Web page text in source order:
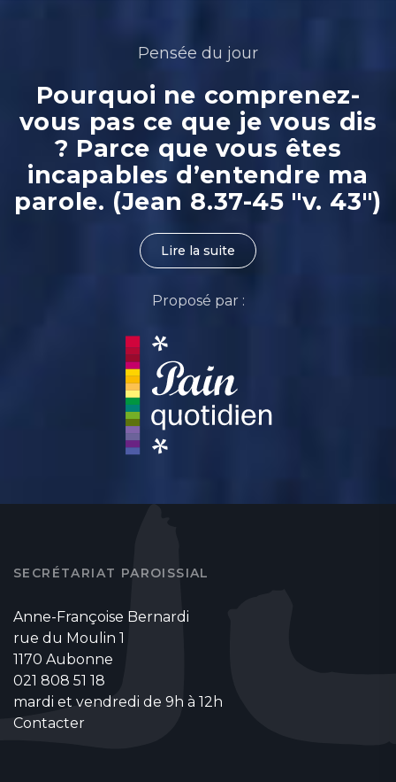
Pensée du jour
Pourquoi ne comprenez-
vous pas ce que je vous dis
? Parce que vous êtes
incapables d’entendre ma
parole. (Jean 8.37-45 "v. 43")
Lire la suite
Proposé par :
SECRÉTARIAT PAROISSIAL
Anne-Françoise Bernardi
rue du Moulin 1
1170 Aubonne
021 808 51 18
mardi et vendredi de 9h à 12h
Contacter